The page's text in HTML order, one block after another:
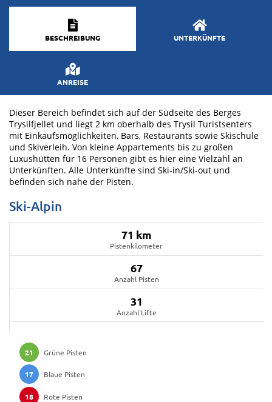
BESCHREIBUNG UNTERKÜNFTE
ANREISE
Dieser Bereich befindet sich auf der Südseite des Berges
Trysilfjellet und liegt 2 km oberhalb des Trysil Turistsenters
mit Einkaufsmöglichkeiten, Bars, Restaurants sowie Skischule
und Skiverleih. Von kleine Appartements bis zu großen
Luxushütten für 16 Personen gibt es hier eine Vielzahl an
Unterkünften. Alle Unterkünfte sind Ski-in/Ski-out und
befinden sich nahe der Pisten.
Ski-Alpin
71 km
Pistenkilometer
67
Anzahl Pisten
31
Anzahl Lifte
21 Grüne Pisten
17 Blaue Pisten
18 Rote Pisten